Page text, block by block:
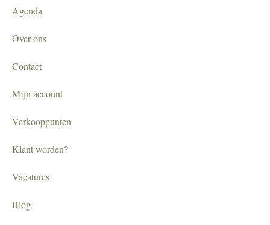
Agenda
Over ons
Contact
Mijn account
Verkooppunten
Klant worden?
Vacatures
Blog